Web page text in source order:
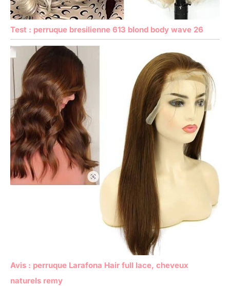
Test : perruque bresilienne 613 blond body wave 26
Avis : perruque Larafona Hair full lace, cheveux
naturels remy